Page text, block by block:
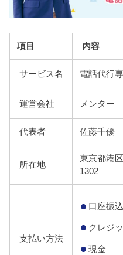
項目 内容
サービス名 電話代行
運営会社 メンター
代表者 佐藤千優
所在地
東京都港
1302
支払い方法
口座振込
クレジ
現金